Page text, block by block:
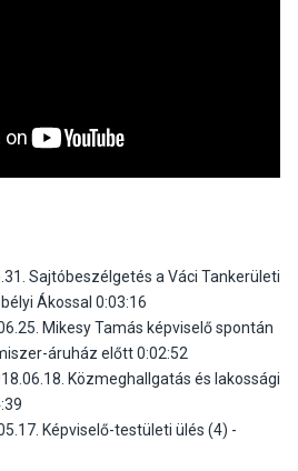
Sajtóbeszélgetés a Váci Tankerületi
Ákossal 0:03:16
Mikesy Tamás képviselő spontán
áruház előtt 0:02:52
Közmeghallgatás és lakossági
Képviselő-testületi ülés (4) -